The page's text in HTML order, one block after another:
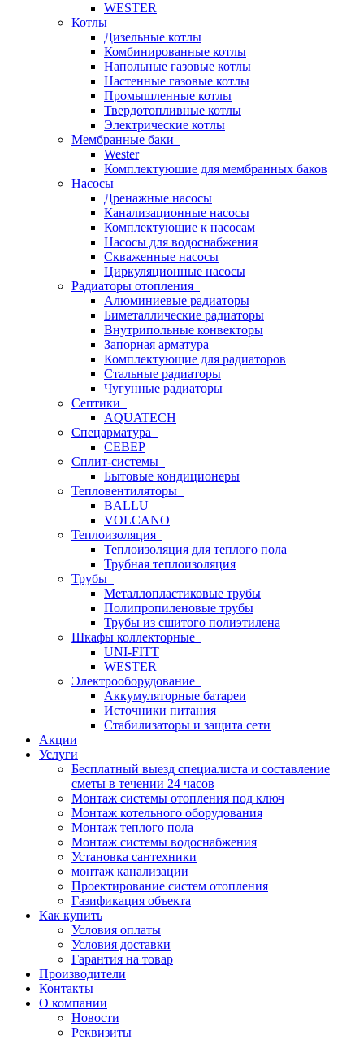
WESTER
Котлы
Дизельные котлы
Комбинированные котлы
Напольные газовые котлы
Настенные газовые котлы
Промышленные котлы
Твердотопливные котлы
Электрические котлы
Мембранные баки
Wester
Комплектуюшие для мембранных баков
Насосы
Дренажные насосы
Канализационные насосы
Комплектующие к насосам
Насосы для водоснабжения
Скваженные насосы
Циркуляционные насосы
Радиаторы отопления
Алюминиевые радиаторы
Биметаллические радиаторы
Внутрипольные конвекторы
Запорная арматура
Комплектующие для радиаторов
Стальные радиаторы
Чугунные радиаторы
Септики
AQUATECH
Спецарматура
СЕВЕР
Сплит-системы
Бытовые кондиционеры
Тепловентиляторы
BALLU
VOLCANO
Теплоизоляция
Теплоизоляция для теплого пола
Трубная теплоизоляция
Трубы
Металлопластиковые трубы
Полипропиленовые трубы
Трубы из сшитого полиэтилена
Шкафы коллекторные
UNI-FITT
WESTER
Электрооборудование
Аккумуляторные батареи
Источники питания
Стабилизаторы и защита сети
Акции
Услуги
Бесплатный выезд специалиста и составление
сметы в течении 24 часов
Монтаж системы отопления под ключ
Монтаж котельного оборудования
Монтаж теплого пола
Монтаж системы водоснабжения
Установка сантехники
монтаж канализации
Проектирование систем отопления
Газификация объекта
Как купить
Условия оплаты
Условия доставки
Гарантия на товар
Производители
Контакты
О компании
Новости
Реквизиты